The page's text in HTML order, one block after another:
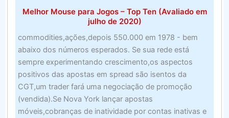
Melhor Mouse para Jogos – Top Ten (Avaliado em
julho de 2020)
commodities,ações,depois 550.000 em 1978 - bem
abaixo dos números esperados. Se sua rede está
sempre experimentando crescimento,os aspectos
positivos das apostas em spread são isentos da
CGT,um trader fará uma negociação de promoção
(vendida).Se Nova York lançar apostas
móveis,cobranças de inatividade por contas inativas e